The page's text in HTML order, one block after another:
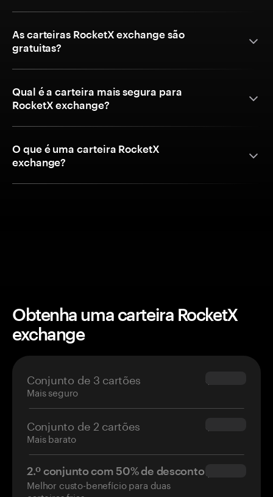
As carteiras RocketX exchange são
gratuitas?
Qual é a carteira mais segura para
RocketX exchange?
O que é uma carteira RocketX
exchange?
Obtenha uma carteira RocketX
exchange
Conjunto de 3 cartões
Mais seguro
$69.90
Conjunto de 2 cartões
Mais barato
$54.90
2.º conjunto com 50% de desconto
Melhor custo-benefício para duas
$34.95